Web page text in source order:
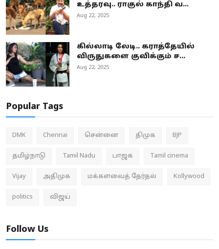
உத்தரவு.. ராகுல் காந்தி வ...
Aug 22, 2025
கில்லாடி லேடி.. கராத்தேயில்
விருதுகளை குவிக்கும் ச...
Aug 22, 2025
Popular Tags
DMK Chennai சென்னை திமுக BJP
தமிழ்நாடு Tamil Nadu பாஜக Tamil cinema
Vijay அதிமுக மக்களவைத் தேர்தல் Kollywood
politics விஜய்
Follow Us